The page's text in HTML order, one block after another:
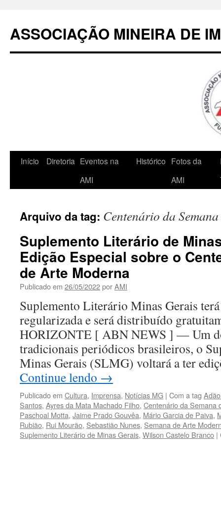
conteúdo
ASSOCIAÇÃO MINEIRA DE
Início Diretoria Eventos na
AMI
Histórico Fotos da
AMI
Arquivo da tag: Centenário da
Suplemento Literário de
Edição Especial sobre o
de Arte Moderna
Publicado em 26/05/2022porAMI
Suplemento Literário Minas Gerais
regularizada e será distribuído
HORIZONTE [ ABN NEWS ] — Um
tradicionais periódicos brasileiros, o
Minas Gerais (SLMG) voltará a ter
Continue lendo →
Publicado em Cultura, Imprensa, Notícias MG | Com a tag
Santos, Ayres da Mata Machado Filho, Centenário da Semana
Paschoal Motta, Jaime Prado Gouvêa, Mário Garcia de Paiva,
Rubião, Rui Mourão, Sebastião Nunes, Semana de Arte
Suplemento Literário de Minas Gerais, Wilson Castelo Branco |